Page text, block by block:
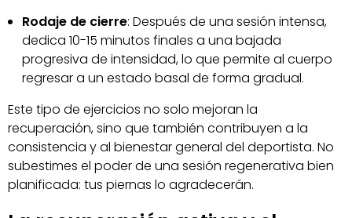
Rodaje de cierre: Después de una sesión intensa,
dedica 10-15 minutos finales a una bajada
progresiva de intensidad, lo que permite al cuerpo
regresar a un estado basal de forma gradual.
Este tipo de ejercicios no solo mejoran la
recuperación, sino que también contribuyen a la
consistencia y al bienestar general del deportista. No
subestimes el poder de una sesión regenerativa bien
planificada: tus piernas lo agradecerán.